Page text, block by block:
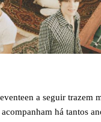
a seguir trazem
há tantos